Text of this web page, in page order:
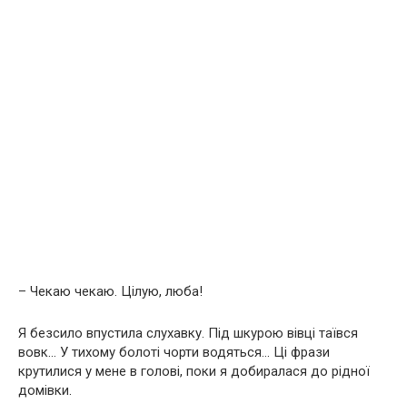
– Чекаю чекаю. Цілую, люба!
Я безсило впустила слухавку. Під шкурою вівці таївся
вовк… У тихому болоті чорти водяться… Ці фрази
крутилися у мене в голові, поки я добиралася до рідної
домівки.